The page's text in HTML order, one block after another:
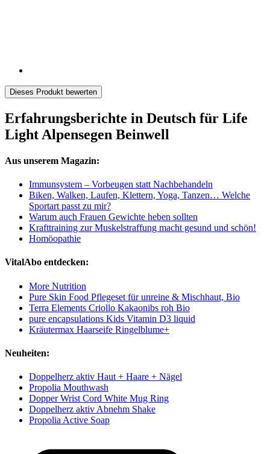
Dieses Produkt bewerten
Erfahrungsberichte in Deutsch für Life
Light Alpensegen Beinwell
Aus unserem Magazin:
Immunsystem – Vorbeugen statt Nachbehandeln
Biken, Walken, Laufen, Klettern, Yoga, Tanzen… Welche
Sportart passt zu mir?
Warum auch Frauen Gewichte heben sollten
Krafttraining zur Muskelstraffung macht gesund und schön!
Homöopathie
VitalAbo entdecken:
More Nutrition
Pure Skin Food Pflegeset für unreine & Mischhaut, Bio
Terra Elements Criollo Kakaonibs roh Bio
pure encapsulations Kids Vitamin D3 liquid
Kräutermax Haarseife Ringelblume+
Neuheiten:
Doppelherz aktiv Haut + Haare + Nägel
Propolia Mouthwash
Dopper Wrist Cord White Mug Ring
Doppelherz aktiv Abnehm Shake
Propolia Active Soap